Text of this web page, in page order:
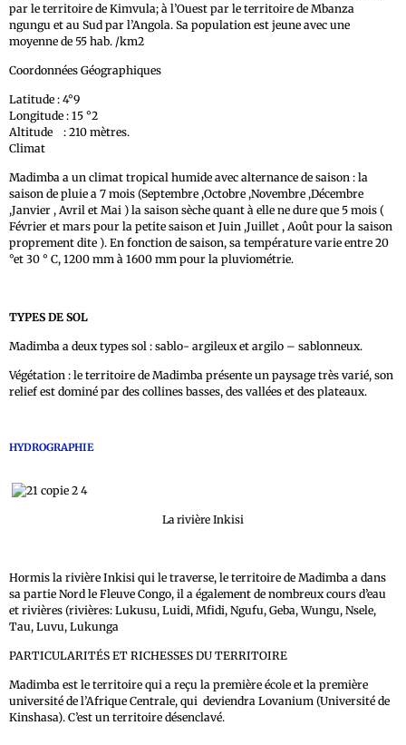
par le territoire de Kimvula; à l’Ouest par le territoire de Mbanza
ngungu et au Sud par l’Angola. Sa population est jeune avec une
moyenne de 55 hab. /km2
Coordonnées Géographiques
Latitude : 4°9
Longitude : 15 °2
Altitude : 210 mètres.
Climat
Madimba a un climat tropical humide avec alternance de saison : la
saison de pluie a 7 mois (Septembre ,Octobre ,Novembre ,Décembre
,Janvier , Avril et Mai ) la saison sèche quant à elle ne dure que 5 mois (
Février et mars pour la petite saison et Juin ,Juillet , Août pour la saison
proprement dite ). En fonction de saison, sa température varie entre 20
°et 30 ° C, 1200 mm à 1600 mm pour la pluviométrie.
TYPES DE SOL
Madimba a deux types sol : sablo- argileux et argilo – sablonneux.
Végétation : le territoire de Madimba présente un paysage très varié, son
relief est dominé par des collines basses, des vallées et des plateaux.
HYDROGRAPHIE
La rivière Inkisi
Hormis la rivière Inkisi qui le traverse, le territoire de Madimba a dans
sa partie Nord le Fleuve Congo, il a également de nombreux cours d’eau
et rivières (rivières: Lukusu, Luidi, Mfidi, Ngufu, Geba, Wungu, Nsele,
Tau, Luvu, Lukunga
PARTICULARITÉS ET RICHESSES DU TERRITOIRE
Madimba est le territoire qui a reçu la première école et la première
université de l’Afrique Centrale, qui deviendra Lovanium (Université de
Kinshasa). C’est un territoire désenclavé.